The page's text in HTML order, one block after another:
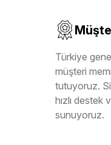
Türkiye
müşteri
tutuyoruz.
hızlı destek
sunuyoruz.